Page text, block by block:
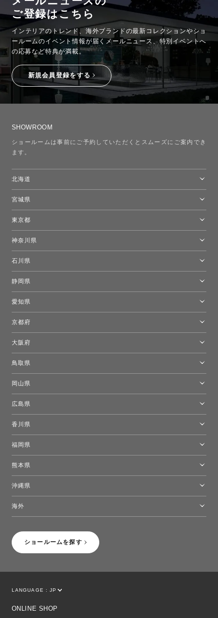
ご登録はこちら
インテリアのトレンド、海外ブランドの最新コレクションやショ
ールームのイベント情報が 届くメールニュース、特別イベントへ
の応募など特典が満載。
新規会員登録をする
SHOWROOM
ショールームは事前にご予約していただくとスムーズにご案内でき
ます。
ショールームを探す
北海道
宮城県
東京都
モーイ東京
キーブー東京
FLOS｜フロスデザインスペース青山
神奈川県
石川県
静岡県
愛知県
京都府
大阪府
鳥取県
岡山県
広島県
香川県
福岡県
熊本県
沖縄県
海外
LANGUAGE : JP
ONLINE SHOP